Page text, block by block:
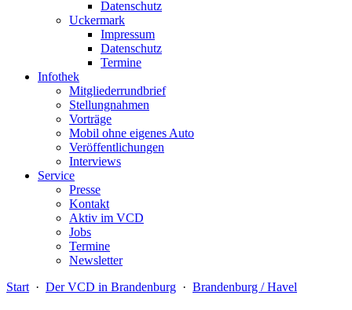
Datenschutz
Uckermark
Impressum
Datenschutz
Termine
Infothek
Mitgliederrundbrief
Stellungnahmen
Vorträge
Mobil ohne eigenes Auto
Veröffentlichungen
Interviews
Service
Presse
Kontakt
Aktiv im VCD
Jobs
Termine
Newsletter
Start · Der VCD in Brandenburg · Brandenburg / Havel